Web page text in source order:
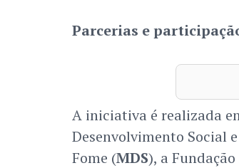
Parcerias e
A iniciativa é realizada
Desenvolvimento Social
Fome (MDS), a